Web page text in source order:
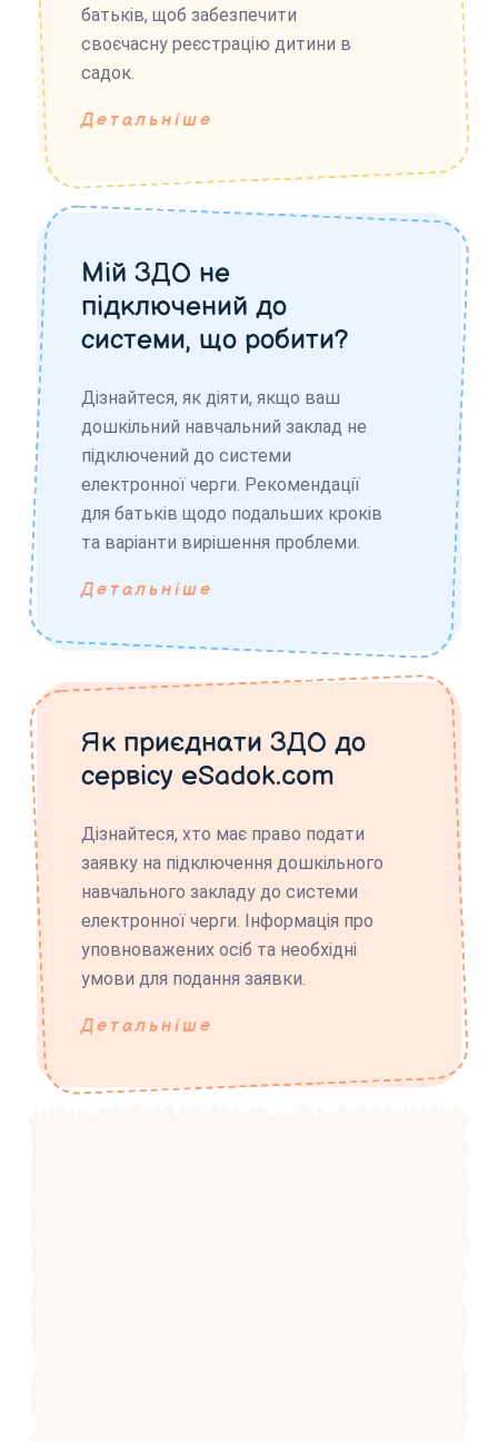
батьків, щоб забезпечити
своєчасну реєстрацію дитини в
садок.
Детальніше
Мій ЗДО не
підключений до
системи, що робити?
Дізнайтеся, як діяти, якщо ваш
дошкільний навчальний заклад не
підключений до системи
електронної черги. Рекомендації
для батьків щодо подальших кроків
та варіанти вирішення проблеми.
Детальніше
Як приєднати ЗДО до
сервісу eSadok.com
Дізнайтеся, хто має право подати
заявку на підключення дошкільного
навчального закладу до системи
електронної черги. Інформація про
уповноважених осіб та необхідні
умови для подання заявки.
Детальніше